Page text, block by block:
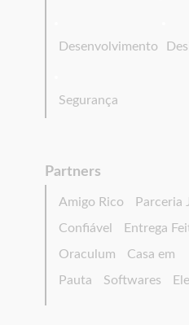
Desenvolvimento
Segurança
Partners
Amigo Rico Parceria
Confiável
Entrega
Oraculum
Casa em
Pauta
Softwares